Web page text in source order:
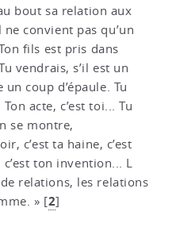
bout sa relation aux
convient pas qu’un
fils est pris dans
vendrais, s’il est un
coup d’épaule. Tu
acte, c’est toi... Tu
se montre,
c’est ta haine, c’est
ton invention... L
relations, les relations
» [2]